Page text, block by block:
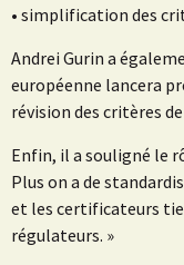
• simplification des
Andrei Gurin a
européenne lancera
révision des critères
Enfin, il a souligné le
Plus on a de
et les certificateurs
régulateurs. »